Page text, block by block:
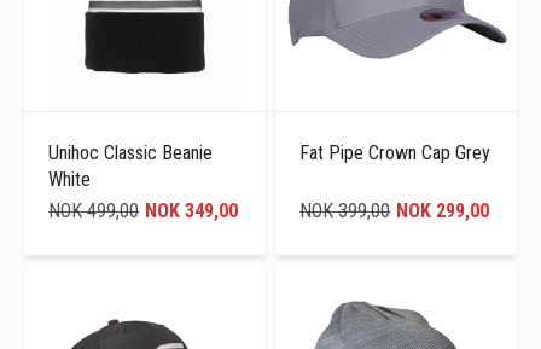
Unihoc Classic Beanie
White
NOK 349,00
NOK 499,00
Fat Pipe Crown Cap Grey
NOK 299,00
NOK 399,00